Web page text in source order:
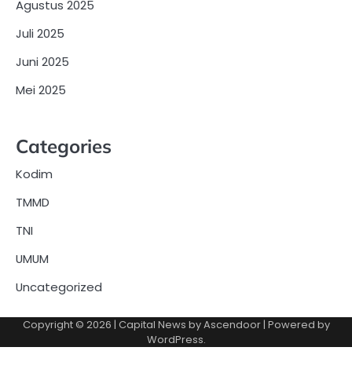
Agustus 2025
Juli 2025
Juni 2025
Mei 2025
Categories
Kodim
TMMD
TNI
UMUM
Uncategorized
Copyright © 2026 | Capital News byAscendoor| Powered by
WordPress.